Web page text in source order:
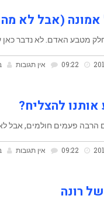
אמונה (אבל לא
מטבע האדם. לא נדבר כאן
אין תגובות
אותנו להצליח?
הרבה פעמים חולמים, אבל
אין תגובות
רונה